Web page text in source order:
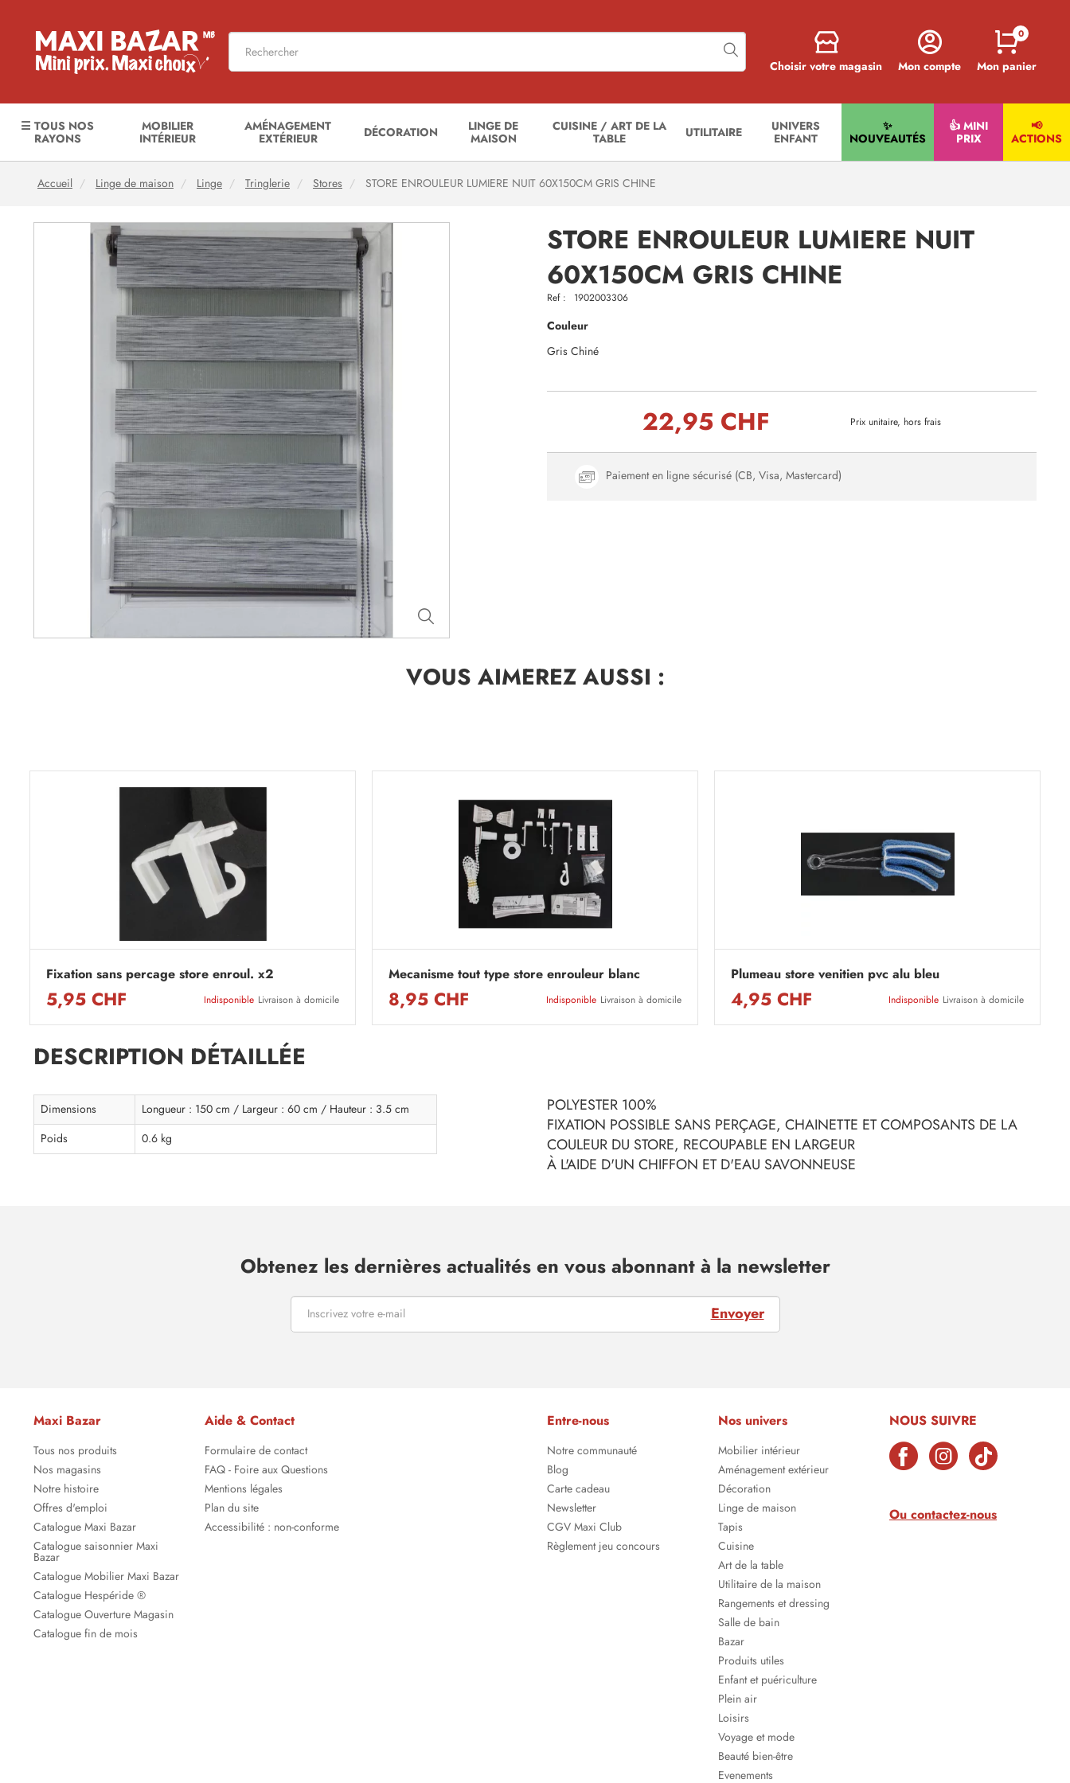
Choisir votre magasin Mon compte Mon panier
0
☰ TOUS NOS
RAYONS
MOBILIER
INTÉRIEUR
AMÉNAGEMENT
EXTÉRIEUR
DÉCORATION
LINGE DE
MAISON
CUISINE / ART DE LA
TABLE
UTILITAIRE
UNIVERS
ENFANT
✨
NOUVEAUTÉS
👍 MINI
PRIX
📢
ACTIONS
Accueil Linge de maison Linge Tringlerie Stores STORE ENROULEUR LUMIERE NUIT 60X150CM GRIS CHINE
STORE ENROULEUR LUMIERE NUIT
60X150CM GRIS CHINE
Ref : 1902003306
Couleur
Gris Chiné
22,95 CHF Prix unitaire, hors frais
Paiement en ligne sécurisé (CB, Visa, Mastercard)
VOUS AIMEREZAUSSI :
Fixation sans percage store enroul. x2
5,95 CHF Indisponible Livraison à domicile
Mecanisme tout type store enrouleur blanc
8,95 CHF Indisponible Livraison à domicile
Plumeau store venitien pvc alu bleu
4,95 CHF Indisponible Livraison à domicile
DESCRIPTION DÉTAILLÉE
Dimensions
Longueur : 150 cm / Largeur : 60 cm / Hauteur : 3.5 cm
Poids
0.6 kg
POLYESTER 100%
FIXATION POSSIBLE SANS PERÇAGE, CHAINETTE ET COMPOSANTS DE LA
COULEUR DU STORE, RECOUPABLE EN LARGEUR
À L'AIDE D'UN CHIFFON ET D'EAU SAVONNEUSE
Obtenez les dernières actualités en vous abonnant à la newsletter
Envoyer
Maxi Bazar
Tous nos produits
Nos magasins
Notre histoire
Offres d'emploi
Catalogue Maxi Bazar
Catalogue saisonnier Maxi
Bazar
Catalogue Mobilier Maxi Bazar
Catalogue Hespéride ®
Catalogue Ouverture Magasin
Catalogue fin de mois
Aide & Contact
Formulaire de contact
FAQ - Foire aux Questions
Mentions légales
Plan du site
Accessibilité : non-conforme
Entre-nous
Notre communauté
Blog
Carte cadeau
Newsletter
CGV Maxi Club
Règlement jeu concours
Nos univers
Mobilier intérieur
Aménagement extérieur
Décoration
Linge de maison
Tapis
Cuisine
Art de la table
Utilitaire de la maison
Rangements et dressing
Salle de bain
Bazar
Produits utiles
Enfant et puériculture
Plein air
Loisirs
Voyage et mode
Beauté bien-être
Evenements
NOUS SUIVRE
Ou contactez-nous